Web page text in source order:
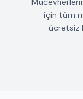
için tüm
ücretsiz